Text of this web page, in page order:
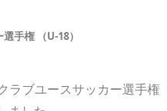
手権 （U-18）
ラブユースサッカー選手権